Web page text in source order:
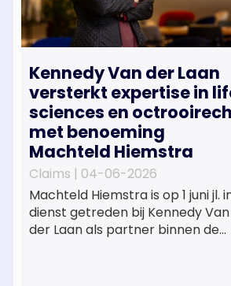
Kennedy Van der Laan
versterkt expertise in
sciences en
met benoeming
Machteld Hiemstra
Claims | 04-06-2026
Machteld Hiemstra is op 1 juni jl.
dienst getreden bij Kennedy Van
der Laan als partner binnen de